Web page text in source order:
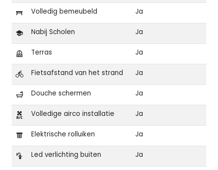
Volledig bemeubeld Ja
Nabij Scholen Ja
Terras Ja
Fietsafstand van het strand Ja
Douche schermen Ja
Volledige airco installatie Ja
Elektrische rolluiken Ja
Led verlichting buiten Ja